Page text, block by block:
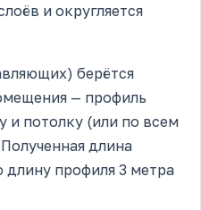
и округляется
берётся
— профиль
и потолку (или по всем
длина
длину профиля 3 метра